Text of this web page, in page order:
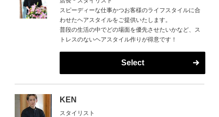
スピーディーな仕事かつお客様のライフスタイルに合
わせたヘアスタイルをご提供いたします。
普段の生活の中でどの場面を優先させたいかなど、ス
トレスのないヘアスタイル作りが得意です！
Select
KEN
スタイリスト